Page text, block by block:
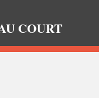
COURT